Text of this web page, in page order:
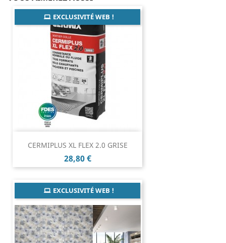
CERMIPLUS XL FLEX 2.0 GRISE
Prix
28,80 €
EXCLUSIVITÉ WEB !
EXCLUSIVITÉ WEB !